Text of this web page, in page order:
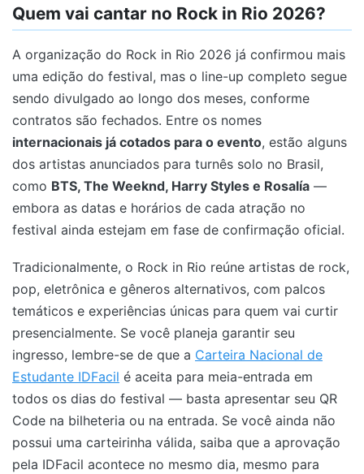
Quem vai cantar no Rock in Rio 2026?
A organização do Rock in Rio 2026 já confirmou mais
uma edição do festival, mas o line-up completo segue
sendo divulgado ao longo dos meses, conforme
contratos são fechados. Entre os nomes
internacionais já cotados para o evento, estão alguns
dos artistas anunciados para turnês solo no Brasil,
como BTS, The Weeknd, Harry Styles e Rosalía —
embora as datas e horários de cada atração no
festival ainda estejam em fase de confirmação oficial.
Tradicionalmente, o Rock in Rio reúne artistas de rock,
pop, eletrônica e gêneros alternativos, com palcos
temáticos e experiências únicas para quem vai curtir
presencialmente. Se você planeja garantir seu
ingresso, lembre-se de que a Carteira Nacional de
Estudante IDFacil é aceita para meia-entrada em
todos os dias do festival — basta apresentar seu QR
Code na bilheteria ou na entrada. Se você ainda não
possui uma carteirinha válida, saiba que a aprovação
pela IDFacil acontece no mesmo dia, mesmo para